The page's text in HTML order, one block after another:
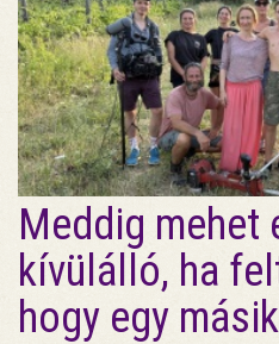
Meddig mehet
kívülálló, ha
hogy egy